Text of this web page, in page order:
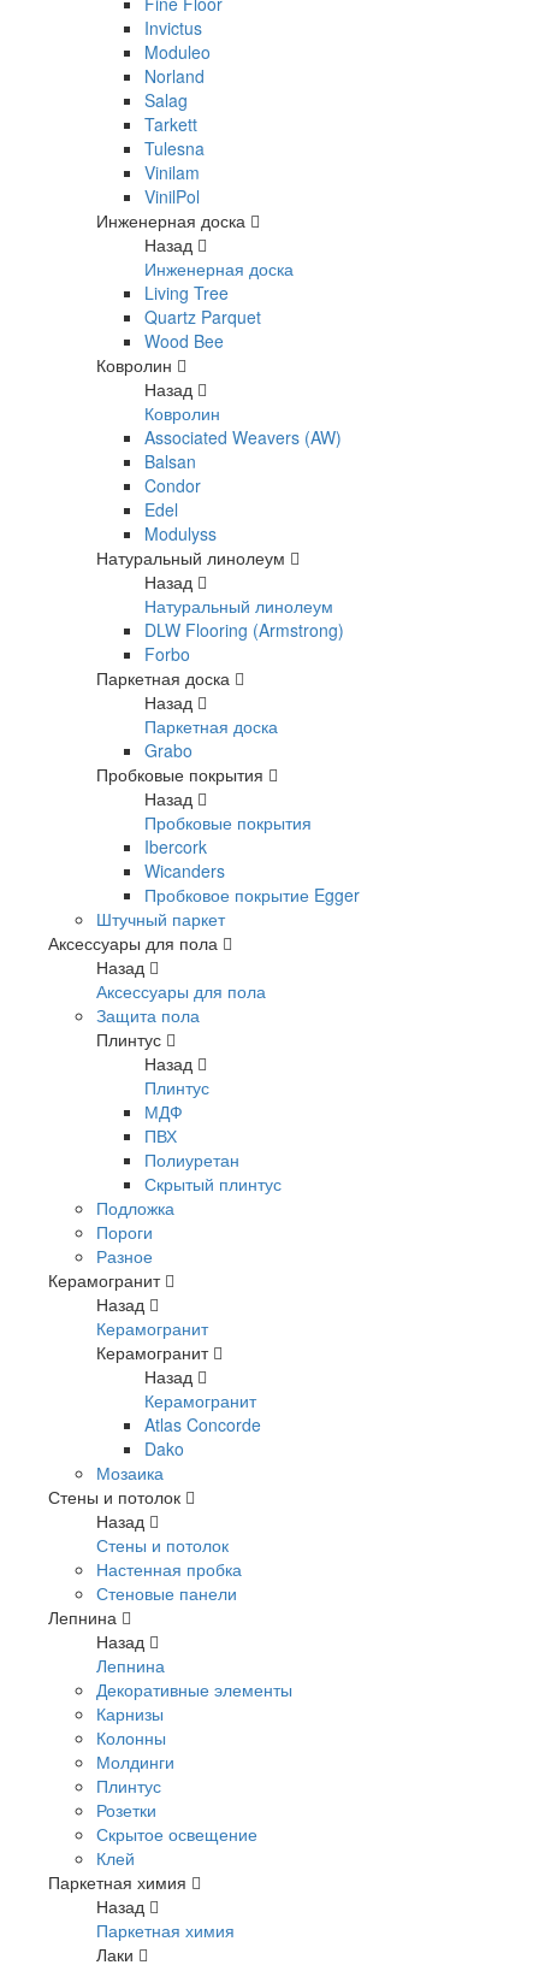
Invictus
Moduleo
Norland
Salag
Tarkett
Tulesna
Vinilam
VinilPol
Инженерная доска
Назад
Инженерная доска
Living Tree
Quartz Parquet
Wood Bee
Ковролин
Назад
Ковролин
Associated Weavers (AW)
Balsan
Condor
Edel
Modulyss
Натуральный линолеум
Назад
Натуральный линолеум
DLW Flooring (Armstrong)
Forbo
Паркетная доска
Назад
Паркетная доска
Grabo
Пробковые покрытия
Назад
Пробковые покрытия
Ibercork
Wicanders
Пробковое покрытие Egger
Штучный паркет
Аксессуары для пола
Назад
Аксессуары для пола
Защита пола
Плинтус
Назад
Плинтус
МДФ
ПВХ
Полиуретан
Скрытый плинтус
Подложка
Пороги
Разное
Керамогранит
Назад
Керамогранит
Керамогранит
Назад
Керамогранит
Atlas Concorde
Dako
Мозаика
Стены и потолок
Назад
Стены и потолок
Настенная пробка
Стеновые панели
Лепнина
Назад
Лепнина
Декоративные элементы
Карнизы
Колонны
Молдинги
Плинтус
Розетки
Скрытое освещение
Клей
Паркетная химия
Назад
Паркетная химия
Лаки